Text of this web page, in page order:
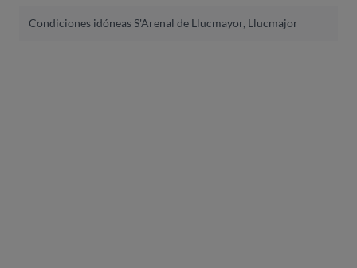
Condiciones idóneas S'Arenal de Llucmayor, Llucmajor